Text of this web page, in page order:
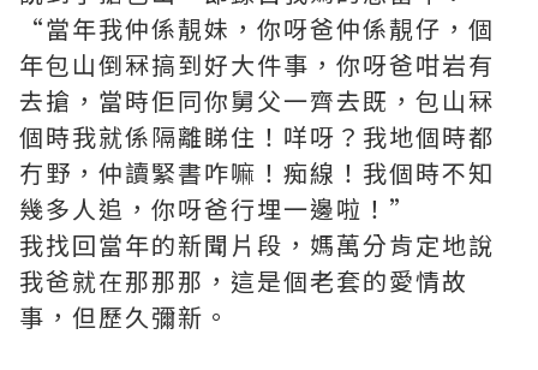
“當年我仲係靚妹，你呀爸仲係靚仔，個
年包山倒冧搞到好大件事，你呀爸咁岩有
去搶，當時佢同你舅父一齊去既，包山冧
個時我就係隔離睇住！咩呀？我地個時都
冇野，仲讀緊書咋嘛！痴線！我個時不知
幾多人追，你呀爸行埋一邊啦！”
我找回當年的新聞片段，媽萬分肯定地說
我爸就在那那那，這是個老套的愛情故
事，但歷久彌新。